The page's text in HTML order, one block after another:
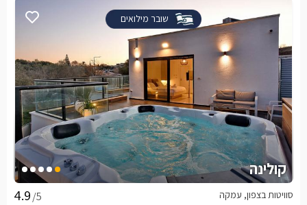
שובר מילואים
קולינה
/5 סוויטות בצפון, עמקה